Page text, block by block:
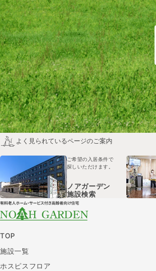
よく見られているページのご案内
ご希望の入居条件で
探しいただけます。
ノアガーデン
施設検索
TOP
施設一覧
ホスピスフロア